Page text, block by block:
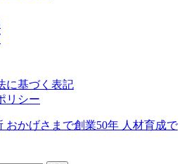
に基づく表記
リシー
おかげさまで創業50年 人材育成で